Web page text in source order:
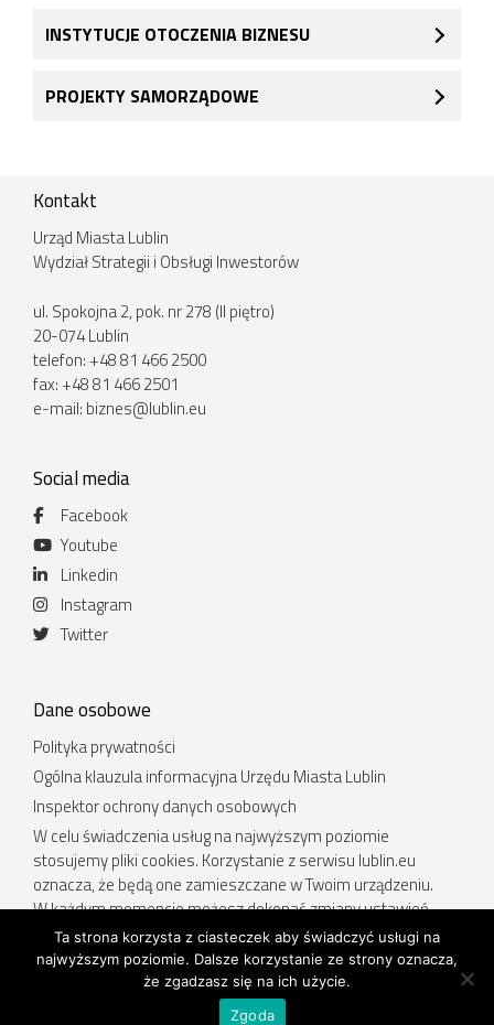
INSTYTUCJE OTOCZENIA BIZNESU
PROJEKTY SAMORZĄDOWE
Kontakt
Urząd Miasta Lublin
Wydział Strategii i Obsługi Inwestorów
ul. Spokojna 2, pok. nr 278 (II piętro)
20-074 Lublin
telefon: +48 81 466 2500
fax: +48 81 466 2501
e-mail: biznes@lublin.eu
Social media
Facebook
Youtube
Linkedin
Instagram
Twitter
Dane osobowe
Polityka prywatności
Ogólna klauzula informacyjna Urzędu Miasta Lublin
Inspektor ochrony danych osobowych
W celu świadczenia usług na najwyższym poziomie
stosujemy pliki cookies. Korzystanie z serwisu lublin.eu
oznacza, że będą one zamieszczane w Twoim urządzeniu.
W każdym momencie możesz dokonać zmiany ustawień
Twojej przeglądarki. Więcej informacji w Polityce prywatności.
Deklaracja dostępności.
Ta strona korzysta z ciasteczek aby świadczyć usługi na
najwyższym poziomie. Dalsze korzystanie ze strony oznacza,
że zgadzasz się na ich użycie.
Zgoda